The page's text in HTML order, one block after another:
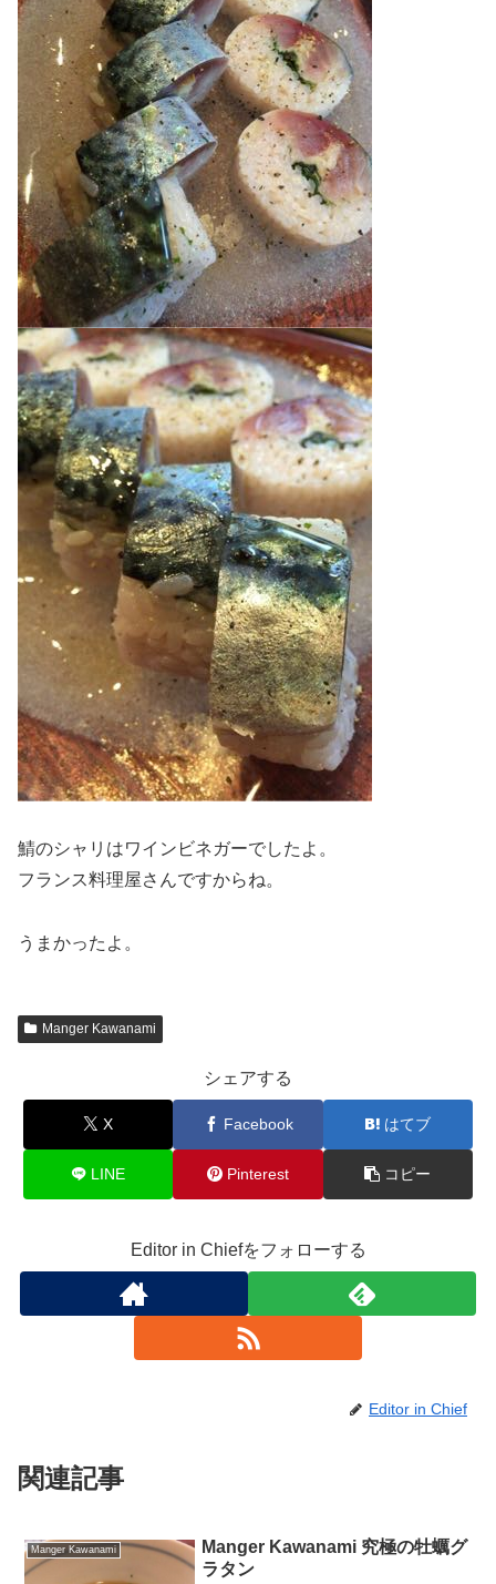
鯖のシャリはワインビネガーでしたよ。
フランス料理屋さんですからね。
うまかったよ。
Manger Kawanami
シェアする
X Facebook はてブ
LINE Pinterest コピー
Editor in Chiefをフォローする
Editor in Chief
関連記事
Manger Kawanami
Manger Kawanami 究極の牡蠣グ
ラタン